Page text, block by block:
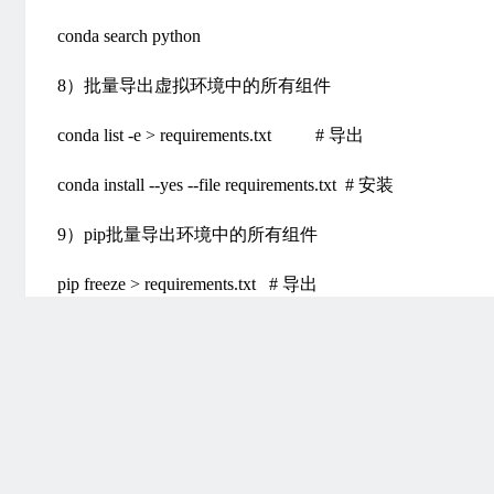
conda search python
8）批量导出虚拟环境中的所有组件
conda list -e > requirements.txt # 导出
conda install --yes --file requirements.txt # 安装
9）pip批量导出环境中的所有组件
pip freeze > requirements.txt # 导出